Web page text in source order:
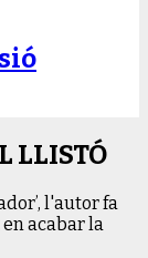
LLISTÓ
l'autor fa
acabar la